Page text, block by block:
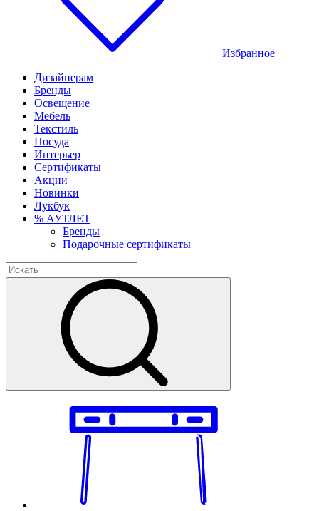
Избранное
Дизайнерам
Бренды
Освещение
Мебель
Текстиль
Посуда
Интерьер
Сертификаты
Акции
Новинки
Лукбук
% АУТЛЕТ
Бренды
Подарочные сертификаты